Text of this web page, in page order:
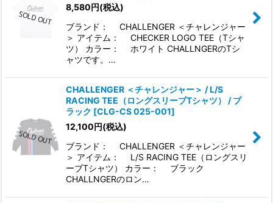
8,580円(税込)
ブランド： CHALLENGER ＜チャレンジャー
＞ アイテム： CHECKER LOGO TEE（Tシャ
ツ） カラー： ホワイト CHALLNGERのTシ
ャツです。…
CHALLENGER ＜チャレンジャー＞ / L/S
RACING TEE（ロングスリーブTシャツ） / ブ
ラック [CLG-CS 025-001]
12,100円(税込)
ブランド： CHALLENGER ＜チャレンジャー
＞ アイテム： L/S RACING TEE（ロングスリ
ーブTシャツ） カラー： ブラック
CHALLNGERのロン…